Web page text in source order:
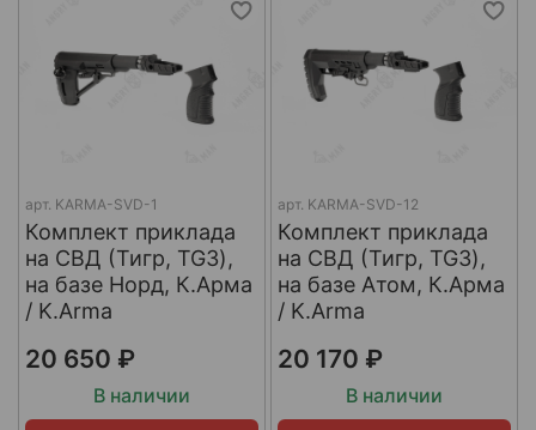
арт. KARMA-SVD-1
Комплект приклада
на СВД (Тигр, TG3),
на базе Норд, К.Арма
/ K.Arma
20 650 ₽
В наличии
арт. KARMA-SVD-12
Комплект приклада
на СВД (Тигр, TG3),
на базе Атом, К.Арма
/ K.Arma
20 170 ₽
В наличии